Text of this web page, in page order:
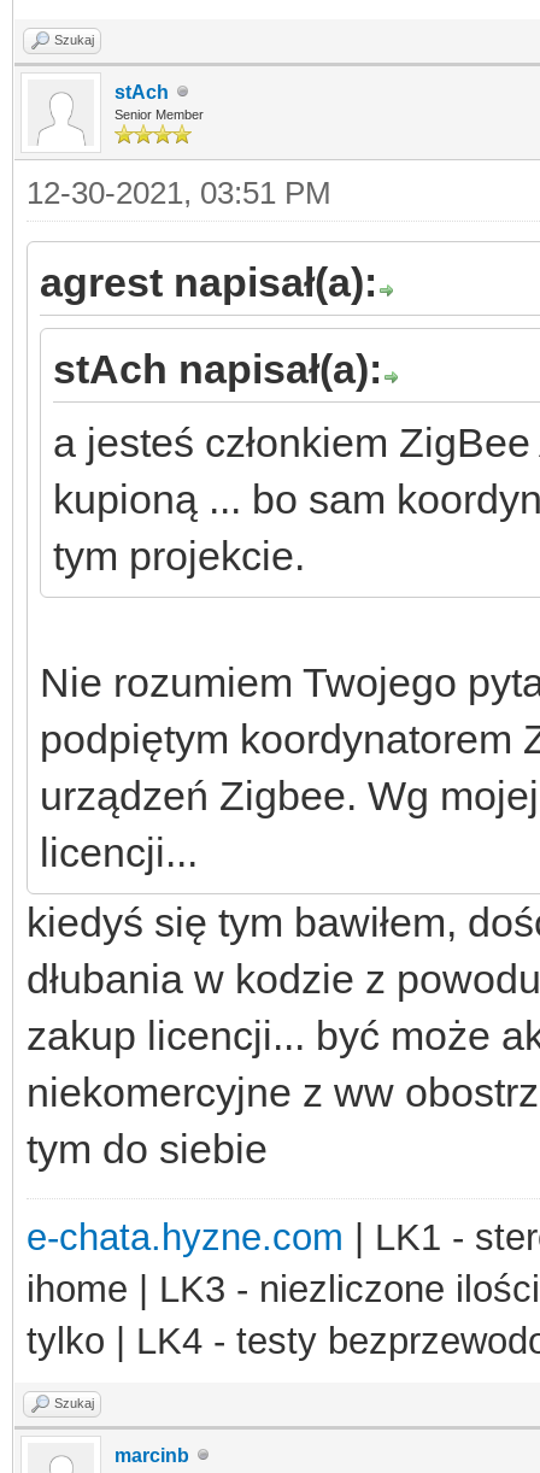
Szukaj
stAch
Senior Member
12-30-2021, 03:51 PM
agrest napisał(a):
stAch napisał(a):
a jesteś członkiem
kupioną ... bo sam
tym projekcie.
Nie rozumiem Twojego
podpiętym koordynatorem
urządzeń Zigbee. Wg
licencji...
kiedyś się tym bawiłem,
dłubania w kodzie z
zakup licencji... być może
niekomercyjne z ww
tym do siebie
e-chata.hyzne.com | LK1 -
ihome | LK3 - niezliczone
tylko | LK4 - testy
Szukaj
marcinb